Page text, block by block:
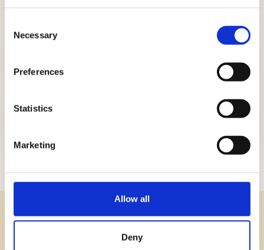
Selection
Necessary
Preferences
Statistics
Marketing
Allow all
Deny
Accendi lo sconto con i coupon
Scopri le altre news di AIA!